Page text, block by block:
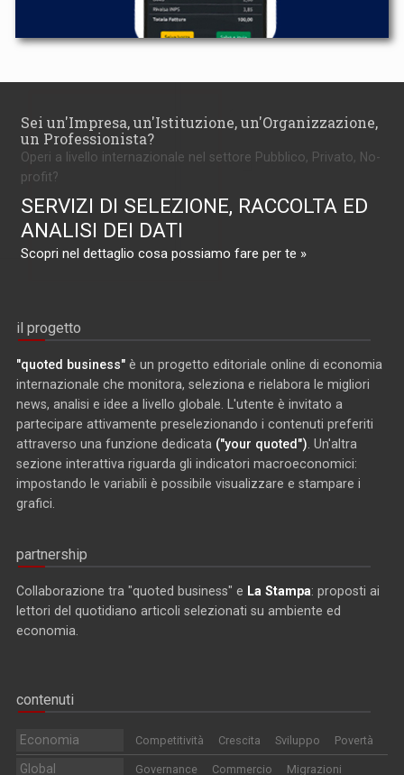
Sei un'Impresa, un'Istituzione, un'Organizzazione,
un Professionista?
Operi a livello internazionale nel settore Pubblico, Privato, No-
profit?
SERVIZI DI SELEZIONE, RACCOLTA ED
ANALISI DEI DATI
Scopri nel dettaglio cosa possiamo fare per te »
il progetto
"quoted business" è un progetto editoriale online di economia
internazionale che monitora, seleziona e rielabora le migliori
news, analisi e idee a livello globale. L'utente è invitato a
partecipare attivamente preselezionando i contenuti preferiti
attraverso una funzione dedicata ("your quoted") . Un'altra
sezione interattiva riguarda gli indicatori macroeconomici:
impostando le variabili è possibile visualizzare e stampare i
grafici.
partnership
Collaborazione tra "quoted business" e La Stampa: proposti ai
lettori del quotidiano articoli selezionati su ambiente ed
economia.
contenuti
Economia Competitività Crescita Sviluppo Povertà
Global Governance Commercio Migrazioni